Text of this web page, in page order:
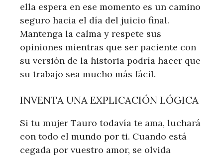
ella espera en ese momento es un camino
seguro hacia el día del juicio final.
Mantenga la calma y respete sus
opiniones mientras que ser paciente con
su versión de la historia podría hacer que
su trabajo sea mucho más fácil.
INVENTA UNA EXPLICACIÓN LÓGICA
Si tu mujer Tauro todavía te ama, luchará
con todo el mundo por ti. Cuando está
cegada por vuestro amor, se olvida